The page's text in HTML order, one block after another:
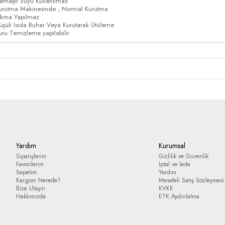
Makinesinde , Normal Kurutma
Yapılmaz
Isıda Buhar Veya Kurutarak Ütüleme
Temizleme yapılabilir
Yardım
Siparişlerim
Favorilerim
Sepetim
Kargom Nerede?
Bize Ulaşın
Hakkımızda
Kurumsal
Gizlilik ve Güvenlik
İptal ve İade
Yardım
Mesafeli Satış Sözleşmesi
KVKK
ETK Aydınlatma